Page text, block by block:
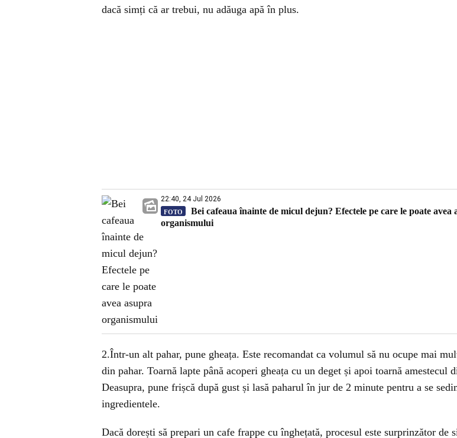
dacă simți că ar trebui, nu adăuga apă în plus.
22:40, 24 Jul 2026
FOTO
Bei cafeaua înainte de micul dejun? Efectele pe care le poate avea
organismului
2.Într-un alt pahar, pune gheața. Este recomandat ca volumul să nu ocupe mai
din pahar. Toarnă lapte până acoperi gheața cu un deget și apoi toarnă amestecul
Deasupra, pune frișcă după gust și lasă paharul în jur de 2 minute pentru a se
ingredientele.
Dacă dorești să prepari un cafe frappe cu înghețată, procesul este surprinzător de